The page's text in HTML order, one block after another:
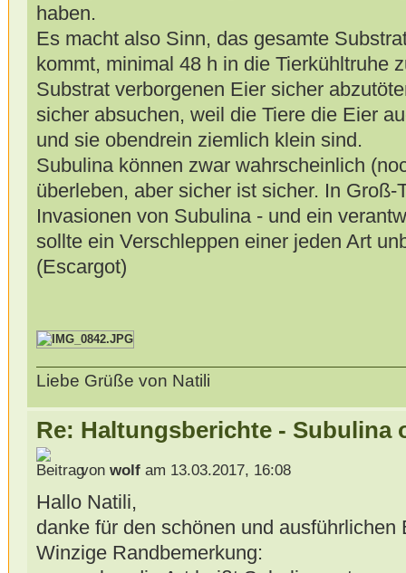
haben.
Es macht also Sinn, das gesamte
kommt, minimal 48 h in die Tierkühltruhe
Substrat verborgenen Eier sicher
sicher absuchen, weil die Tiere die Eier
und sie obendrein ziemlich klein sind.
Subulina können zwar wahrscheinlich
überleben, aber sicher ist sicher. In
Invasionen von Subulina - und ein
sollte ein Verschleppen einer jeden Art
(Escargot)
Liebe Grüße von Natili
Re: Haltungsberichte - Subulina
von wolfam 13.03.2017, 16:08
Hallo Natili,
danke für den schönen und ausführlichen
Winzige Randbemerkung: